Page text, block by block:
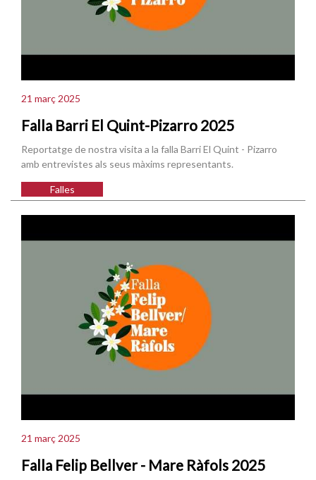
21 març 2025
Falla Barri El Quint-Pizarro 2025
Reportatge de nostra visita a la falla Barri El Quint - Pizarro
amb entrevistes als seus màxims representants.
Falles
21 març 2025
Falla Felip Bellver - Mare Ràfols 2025